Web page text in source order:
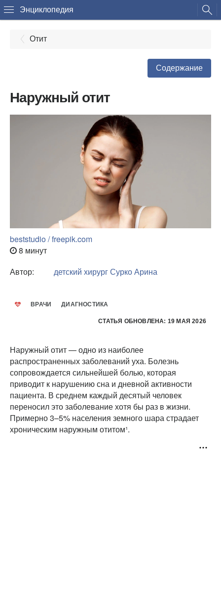
Энциклопедия
Отит
Содержание
Наружный отит
beststudio / freepik.com
8 минут
Автор:
детский хирургСурко Арина
ВРАЧИ ДИАГНОСТИКА
СТАТЬЯ ОБНОВЛЕНА: 19 МАЯ 2026
Наружный отит — одно из наиболее
распространенных заболеваний уха. Болезнь
сопровождается сильнейшей болью, которая
приводит к нарушению сна и дневной активности
пациента. В среднем каждый десятый человек
переносил это заболевание хотя бы раз в жизни.
Примерно 3–5% населения земного шара страдает
хроническим наружным отитом¹.